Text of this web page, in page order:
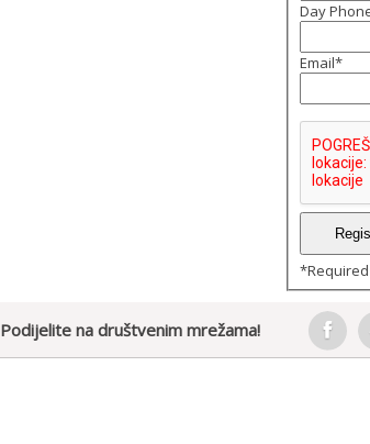
Day
Email*
*
Podijelite na društvenim mrežama!